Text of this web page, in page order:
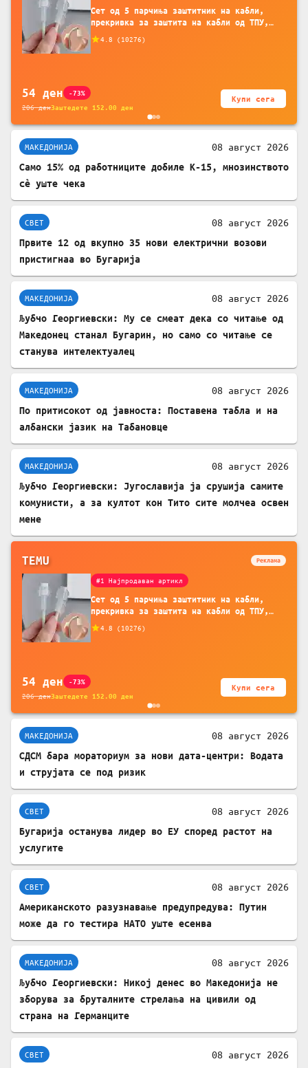
Сет од 5 парчиња заштитник на кабли,
прекривка за заштита на кабли од ТПУ,
додатоци за заштита на кабли, без
батерија, за мобилни телефони, комплет
4.8 ( 10276)
54 ден -73%
206денЗаштедете 152.00 ден
Купи сега
МАКЕДОНИЈА 08 август 2026
Само 15% од работниците добиле К-15, мнозинството
сè уште чека
СВЕТ 08 август 2026
Првите 12 од вкупно 35 нови електрични возови
пристигнаа во Бугарија
МАКЕДОНИЈА 08 август 2026
Љубчо Георгиевски: Му се смеат дека со читање од
Македонец станал Бугарин, но само со читање се
станува интелектуалец
МАКЕДОНИЈА 08 август 2026
По притисокот од јавноста: Поставена табла и на
албански јазик на Табановце
МАКЕДОНИЈА 08 август 2026
Љубчо Георгиевски: Југославија ја срушија самите
комунисти, а за култот кон Тито сите молчеа освен
мене
TEMU Реклама
#1 Најпродаван артикл
Сет од 5 парчиња заштитник на кабли,
прекривка за заштита на кабли од ТПУ,
додатоци за заштита на кабли, без
батерија, за мобилни телефони, комплет
4.8 ( 10276)
54 ден -73%
206денЗаштедете 152.00 ден
Купи сега
МАКЕДОНИЈА 08 август 2026
СДСМ бара мораториум за нови дата-центри: Водата
и струјата се под ризик
СВЕТ 08 август 2026
Бугарија останува лидер во ЕУ според растот на
услугите
СВЕТ 08 август 2026
Американското разузнавање предупредува: Путин
може да го тестира НАТО уште есенва
МАКЕДОНИЈА 08 август 2026
Љубчо Георгиевски: Никој денес во Македонија не
зборува за бруталните стрелања на цивили од
страна на Германците
СВЕТ 08 август 2026